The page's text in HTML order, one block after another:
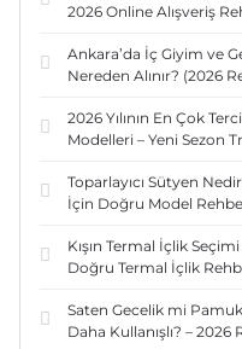
2026 Online Alışveriş
Ankara’da İç Giyim ve
Nereden Alınır? (2026
2026 Yılının En Çok
Modelleri – Yeni Sezon
Toparlayıcı Sütyen
İçin Doğru Model
Kışın Termal İçlik
Doğru Termal İçlik
Saten Gecelik mi
Daha Kullanışlı? – 2026